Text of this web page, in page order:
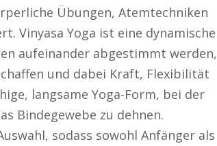
Übungen, Atemtechniken
Vinyasa Yoga ist eine dynamische
aufeinander abgestimmt werden,
und dabei Kraft, Flexibilität
langsame Yoga-Form, bei der
Bindegewebe zu dehnen.
sodass sowohl Anfänger als